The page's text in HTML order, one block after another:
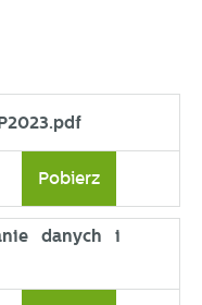
Pobierz
danych i